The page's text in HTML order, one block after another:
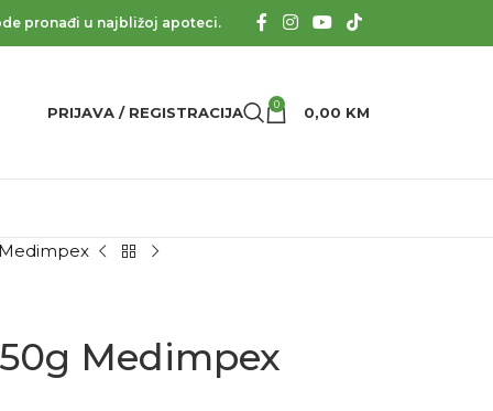
pronađi u najbližoj apoteci.
PRIJAVA / REGISTRACIJA 0 0,00 KM
Medimpex